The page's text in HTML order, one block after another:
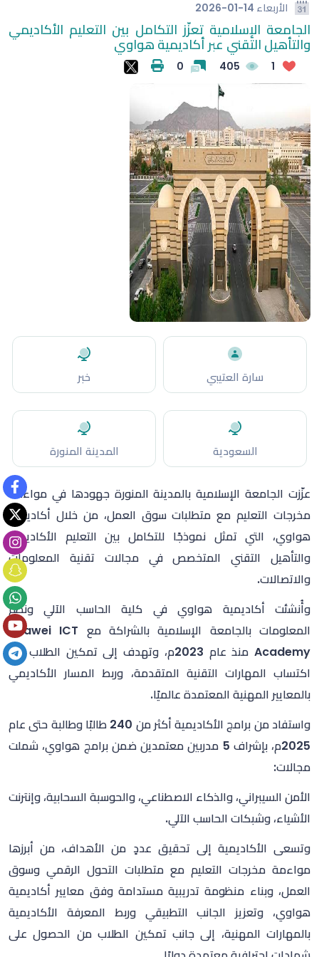
الأربعاء 2026-01-14
الجامعة الإسلامية تعزّز التكامل بين التعليم الأكاديمي
والتأهيل التقني عبر أكاديمية هواوي
1
405
0
سارة العتيبي خبر
السعودية المدينة المنورة
عزّزت الجامعة الإسلامية بالمدينة المنورة جهودها في مواءمة
مخرجات التعليم مع متطلبات سوق العمل، من خلال أكاديمية
هواوي، التي تمثل نموذجًا للتكامل بين التعليم الأكاديمي
والتأهيل التقني المتخصص في مجالات تقنية المعلومات
والاتصالات.
وأُنشئت أكاديمية هواوي في كلية الحاسب الآلي ونظم
المعلومات بالجامعة الإسلامية بالشراكة مع Huawei ICT
Academy منذ عام 2023م، وتهدف إلى تمكين الطلاب من
اكتساب المهارات التقنية المتقدمة، وربط المسار الأكاديمي
بالمعايير المهنية المعتمدة عالميًا.
واستفاد من برامج الأكاديمية أكثر من 240 طالبًا وطالبة حتى عام
2025م، بإشراف 5 مدربين معتمدين ضمن برامج هواوي، شملت
مجالات:
الأمن السيبراني، والذكاء الاصطناعي، والحوسبة السحابية، وإنترنت
الأشياء، وشبكات الحاسب الآلي.
وتسعى الأكاديمية إلى تحقيق عددٍ من الأهداف، من أبرزها
مواءمة مخرجات التعليم مع متطلبات التحول الرقمي وسوق
العمل، وبناء منظومة تدريبية مستدامة وفق معايير أكاديمية
هواوي، وتعزيز الجانب التطبيقي وربط المعرفة الأكاديمية
بالمهارات المهنية، إلى جانب تمكين الطلاب من الحصول على